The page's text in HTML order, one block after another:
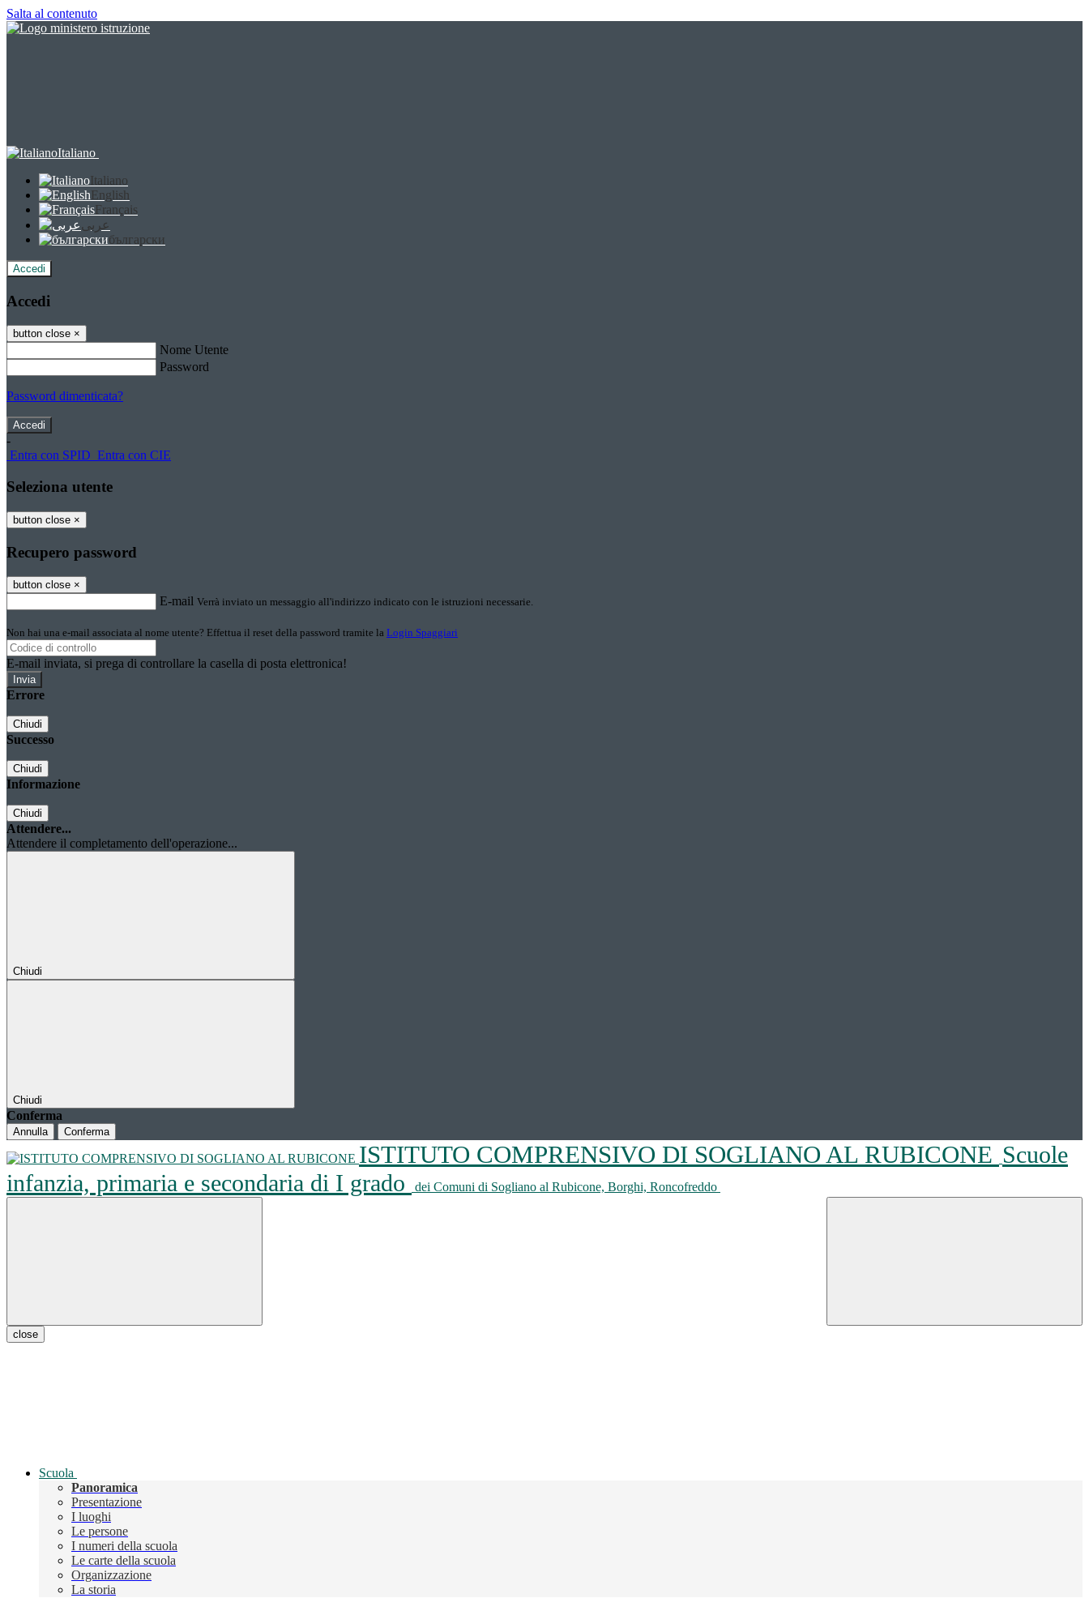
Salta al contenuto
Italiano
Italiano
English
Français
عربى
български
Accedi
Accedi
button close ×
Nome Utente
Password
Password dimenticata?
-
Entra con SPID Entra con CIE
Seleziona utente
button close ×
Recupero password
button close ×
E-mail Verrà inviato un messaggio all'indirizzo indicato con le istruzioni necessarie.
Non hai una e-mail associata al nome utente? Effettua il reset della password tramite la Login Spaggiari
E-mail inviata, si prega di controllare la casella di posta elettronica!
Errore
Chiudi
Successo
Chiudi
Informazione
Chiudi
Attendere...
Attendere il completamento dell'operazione...
Chiudi
Chiudi
Conferma
Annulla Conferma
ISTITUTO COMPRENSIVO DI SOGLIANO AL RUBICONE Scuole
infanzia, primaria e secondaria di I grado
dei Comuni di Sogliano al Rubicone, Borghi, Roncofreddo
close
Scuola
Panoramica
Presentazione
I luoghi
Le persone
I numeri della scuola
Le carte della scuola
Organizzazione
La storia